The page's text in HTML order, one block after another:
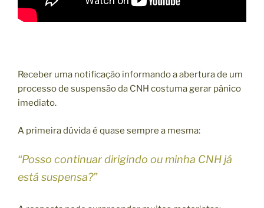
Receber uma notificação informando a abertura de um
processo de suspensão da CNH costuma gerar pânico
imediato.
A primeira dúvida é quase sempre a mesma:
“Posso continuar dirigindo ou minha CNH já
está suspensa?”